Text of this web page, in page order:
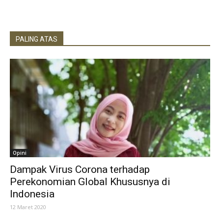
PALING ATAS
Opini
Dampak Virus Corona terhadap
Perekonomian Global Khususnya di
Indonesia
12 Maret 2020